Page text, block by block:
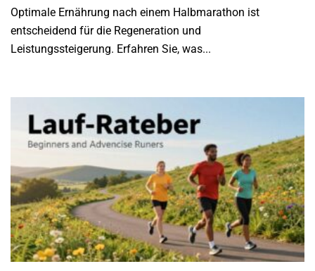
Optimale Ernährung nach einem Halbmarathon ist
entscheidend für die Regeneration und
Leistungssteigerung. Erfahren Sie, was...